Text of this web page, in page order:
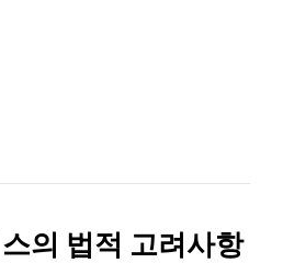
의 법적 고려사항